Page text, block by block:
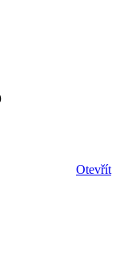
Otevřít